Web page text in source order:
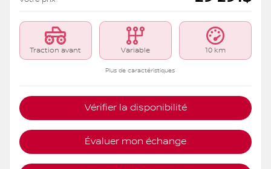
Traction avant Variable 10 km
Plus de caractéristiques
Vérifier la disponibilité
Évaluer mon échange